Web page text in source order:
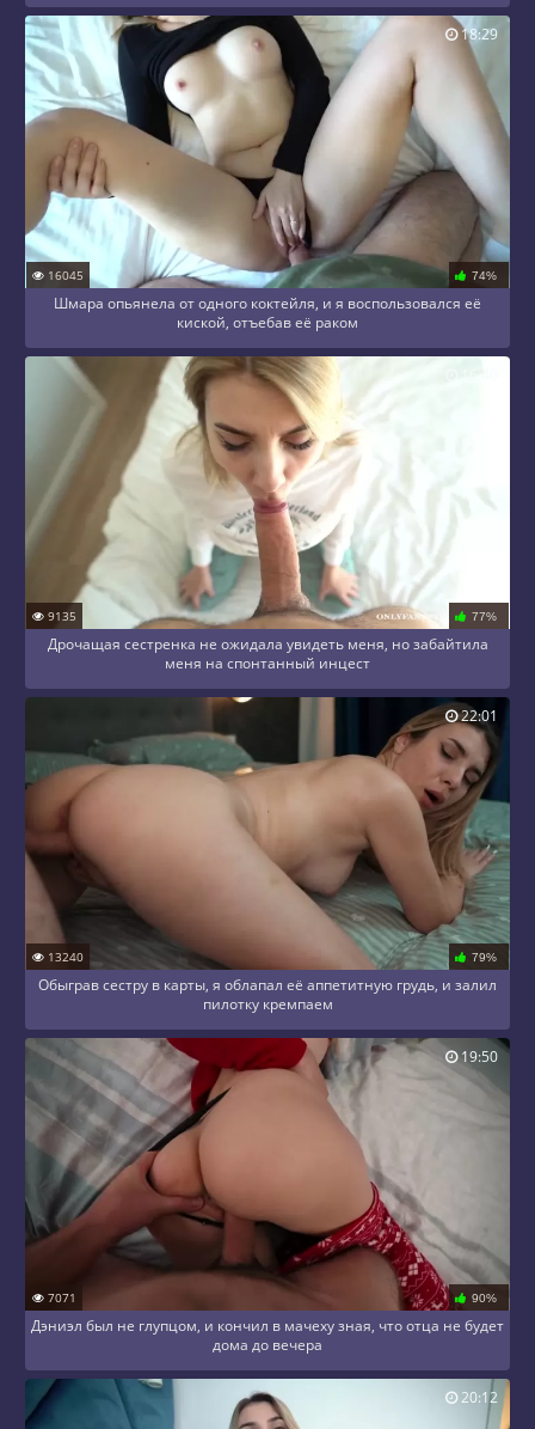
16045 74%
Шмара опьянела от одного коктейля, и я воспользовался её
киской, отъебав её раком
18:29
9135 77%
Дрочащая сестренка не ожидала увидеть меня, но забайтила
меня на спонтанный инцест
13240 79%
Обыграв сестру в карты, я облапал её аппетитную грудь, и залил
пилотку кремпаем
22:01
7071 90%
Дэниэл был не глупцом, и кончил в мачеху зная, что отца не будет
дома до вечера
19:50
20:12